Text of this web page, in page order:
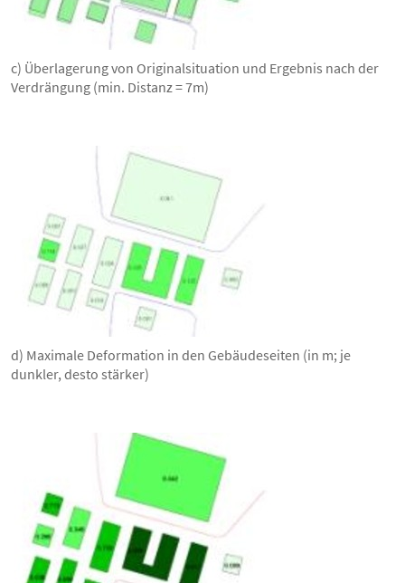
c) Überlagerung von Originalsituation und Ergebnis nach der
Verdrängung (min. Distanz = 7m)
d) Maximale Deformation in den Gebäudeseiten (in m; je
dunkler, desto stärker)